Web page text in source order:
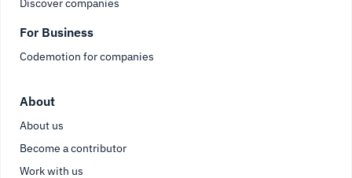
For Business
Codemotion for companies
About
About us
Become a contributor
Work with us